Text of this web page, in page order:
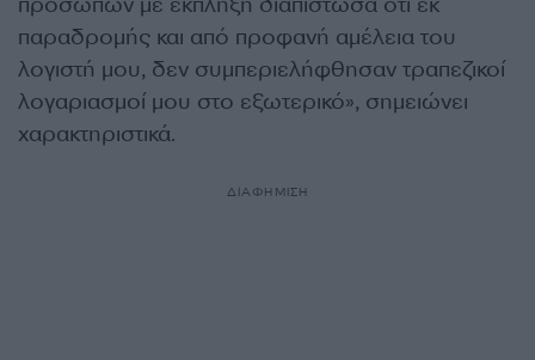
παραδρομής και από προφανή αμέλεια του
λογιστή μου, δεν συμπεριελήφθησαν τραπεζικοί
λογαριασμοί μου στο εξωτερικό», σημειώνει
χαρακτηριστικά.
ΔΙΑΦΗΜΙΣΗ